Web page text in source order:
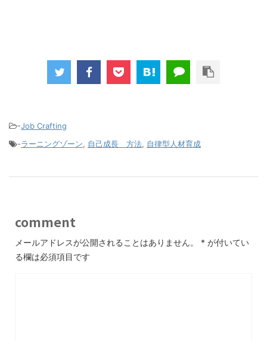
-Job Crafting
-ラーニングゾーン, 自己成長 方法, 自律型人材育成
comment
メールアドレスが公開されることはありません。 * が付いてい
る欄は必須項目です